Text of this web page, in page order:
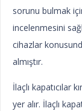
sorunu bulmak
incelenmesini
cihazlar
almıştır.
İlaçlı kapatıcılar
yer alır. İlaçlı